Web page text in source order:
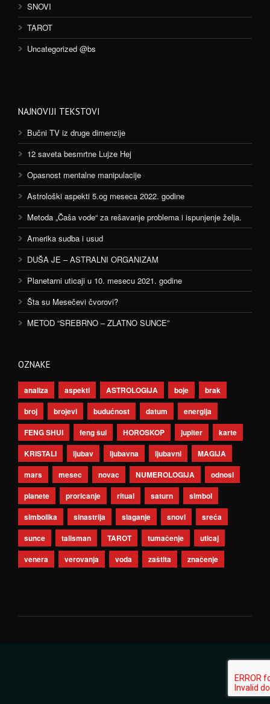
SNOVI
TAROT
Uncategorized @bs
NAJNOVIJI TEKSTOVI
Bučni TV iz druge dimenzije
12 saveta besmrtne Lujze Hej
Opasnost mentalne manipulacije
Astrološki aspekti 5.og meseca 2022. godine
Metoda „Čaša vode“ za rešavanje problema i ispunjenje želja.
Amerika sudba i usud
DUŠA JE – ASTRALNI ORGANIZAM
Planetarni uticaji u 10. mesecu 2021. godine
Šta su Mesečevi čvorovi?
METOD “SREBRNO – ZLATNO SUNCE”
OZNAKE
analiza aspekti ASTROLOGIJA boje
brak
broj
brojevi budućnost datum
energija
FENG SHUI
feng šui HOROSKOP jupiter
karte
KRISTALI
ljubav ljubavna ljubavni
MAGIJA
mars
mesec novac NUMEROLOGIJA
odnosi
planete
proricanje ritual saturn
simbol
simbolika
sinastrija slaganje snovi
sreća
sunce
talisman TAROT tumačenje
uticaj
venera
verovanja voda zaštita značenje